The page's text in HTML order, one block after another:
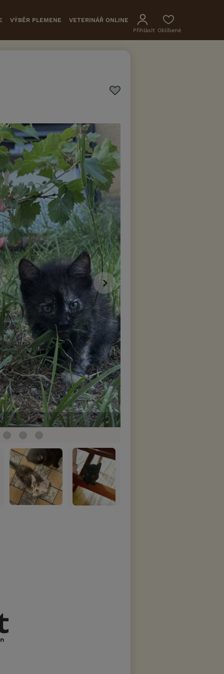
VÝBĚR PLEMENE VETERINÁŘ ONLINE
Přihlásit Oblíbené